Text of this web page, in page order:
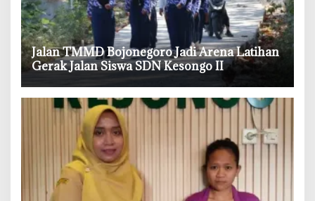
‎Jalan TMMD Bojonegoro Jadi Arena Latihan
Gerak Jalan Siswa SDN Kesongo II